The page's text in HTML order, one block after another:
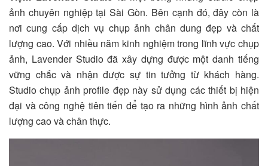
ảnh chuyên nghiệp tại Sài Gòn. Bên cạnh đó, đây còn là
nơi cung cấp dịch vụ chụp ảnh chân dung đẹp và chất
lượng cao. Với nhiều năm kinh nghiệm trong lĩnh vực chụp
ảnh, Lavender Studiođã xây dựng được một danh tiếng
vững chắc và nhận được sự tin tưởng từ khách hàng.
Studio chụp ảnh profile đẹp này sử dụng các thiết bị hiện
đại và công nghệ tiên tiến để tạo ra những hình ảnh chất
lượng cao và chân thực.